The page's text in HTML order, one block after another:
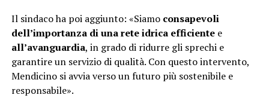
Il sindaco ha poi aggiunto: «Siamo consapevoli
dell’importanza di una rete idrica efficientee
all’avanguardia, in grado di ridurre gli sprechi e
garantire un servizio di qualità. Con questo intervento,
Mendicino si avvia verso un futuro più sostenibile e
responsabile».